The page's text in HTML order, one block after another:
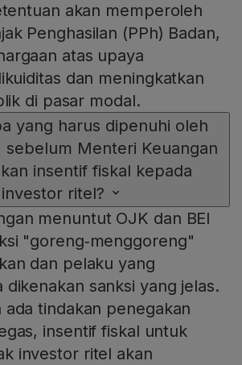
akan memperoleh
Penghasilan (PPh) Badan,
atas upaya
dan meningkatkan
di pasar modal.
yang harus dipenuhi oleh
sebelum Menteri Keuangan
insentif fiskal kepada
investor ritel?
menuntut OJK dan BEI
"goreng‑menggoreng"
dan pelaku yang
dikenakan sanksi yang jelas.
ada tindakan penegakan
insentif fiskal untuk
investor ritel akan